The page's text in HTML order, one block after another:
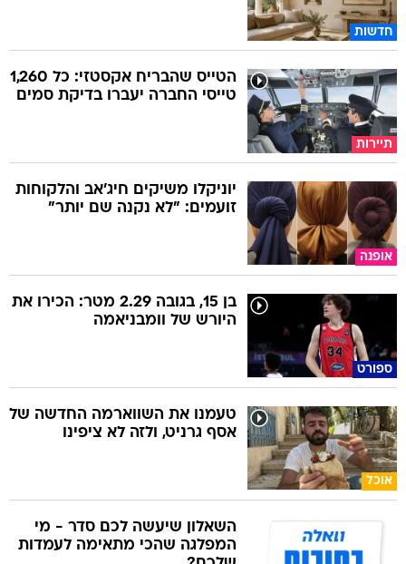
חדשות
תיירות
הטייס שהבריח אקסטזי: כל 1,260
טייסי החברה יעברו בדיקת סמים
אופנה
יוניקלו משיקים חיג'אב והלקוחות
זועמים: "לא נקנה שם יותר"
ספורט
בן 15, בגובה 2.29 מטר: הכירו את
היורש של וומבניאמה
אוכל
טעמנו את השווארמה החדשה של
אסף גרניט, ולזה לא ציפינו
השאלון שיעשה לכם סדר - מי
המפלגה שהכי מתאימה לעמדות